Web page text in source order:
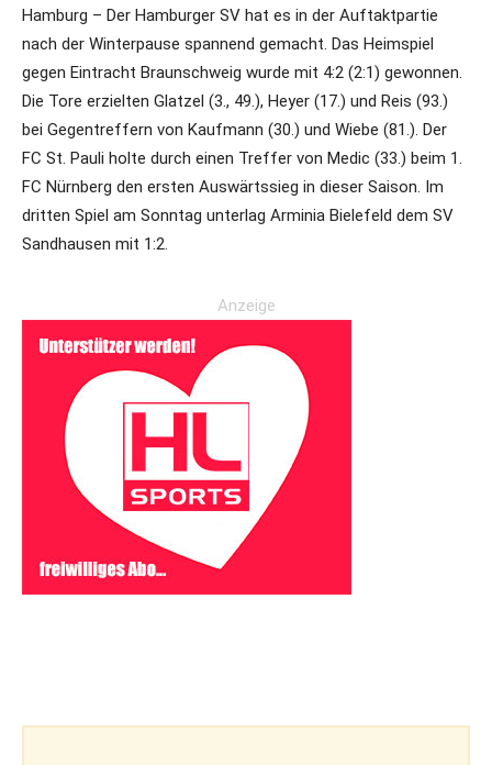
Hamburg – Der Hamburger SV hat es in der Auftaktpartie
nach der Winterpause spannend gemacht. Das Heimspiel
gegen Eintracht Braunschweig wurde mit 4:2 (2:1) gewonnen.
Die Tore erzielten Glatzel (3., 49.), Heyer (17.) und Reis (93.)
bei Gegentreffern von Kaufmann (30.) und Wiebe (81.). Der
FC St. Pauli holte durch einen Treffer von Medic (33.) beim 1.
FC Nürnberg den ersten Auswärtssieg in dieser Saison. Im
dritten Spiel am Sonntag unterlag Arminia Bielefeld dem SV
Sandhausen mit 1:2.
Anzeige